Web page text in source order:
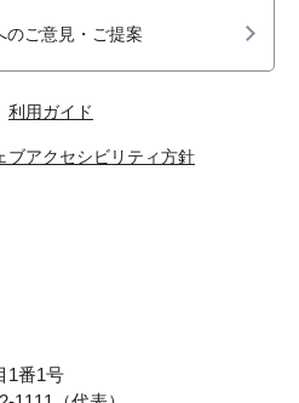
のご意見・ご提案
利用ガイド
ブアクセシビリティ方針
1番1号